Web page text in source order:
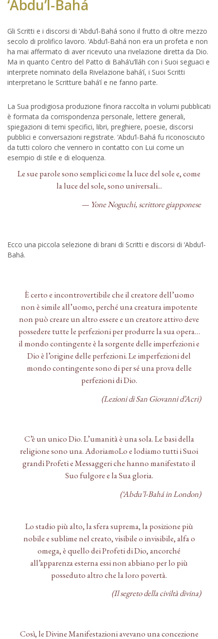
‘Abdu’l-Bahá
Gli Scritti e i discorsi di ‘Abdu’l-Bahá sono il frutto di oltre mezzo
secolo di prolifico lavoro. ‘Abdu’l-Bahá non era un profeta e non
ha mai affermato di aver ricevuto una rivelazione diretta da Dio.
Ma in quanto Centro del Patto di Bahá’u’lláh con i Suoi seguaci e
interprete nominato della Rivelazione bahá’í, i Suoi Scritti
interpretano le Scritture bahá’í e ne fanno parte.
La Sua prodigiosa produzione finora raccolta in volumi pubblicati
è formata da corrispondenza personale, lettere generali,
spiegazioni di temi specifici, libri, preghiere, poesie, discorsi
pubblici e conversazioni registrate. ‘Abdu’l-Bahá fu riconosciuto
da tutti coloro che vennero in contatto con Lui come un
esempio di stile e di eloquenza.
Le sue parole sono semplici come la luce del sole e, come
la luce del sole, sono universali...
— Yone Noguchi, scrittore giapponese
Ecco una piccola selezione di brani di Scritti e discorsi di ‘Abdu’l-
Bahá.
È certo e incontrovertibile che il creatore dell’uomo
non è simile all’uomo, perché una creatura impotente
non può creare un altro essere e un creatore attivo deve
possedere tutte le perfezioni per produrre la sua opera…
il mondo contingente è la sorgente delle imperfezioni e
Dio è l’origine delle perfezioni. Le imperfezioni del
mondo contingente sono di per sé una prova delle
perfezioni di Dio.
(Lezioni di San Giovanni d’Acri)
C’è un unico Dio. L’umanità è una sola. Le basi della
religione sono una. AdoriamoLo e lodiamo tutti i Suoi
grandi Profeti e Messaggeri che hanno manifestato il
Suo fulgore e la Sua gloria.
(‘Abdu’l-Bahá in London)
Lo stadio più alto, la sfera suprema, la posizione più
nobile e sublime nel creato, visibile o invisibile, alfa o
omega, è quello dei Profeti di Dio, ancorché
all’apparenza esterna essi non abbiano per lo più
posseduto altro che la loro povertà.
(Il segreto della civiltà divina)
Così, le Divine Manifestazioni avevano una concezione